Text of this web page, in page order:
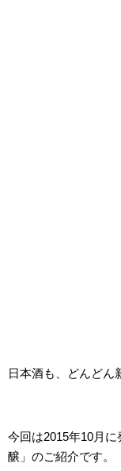
日本酒も、どんどん
今回は2015年10月
醸」のご紹介です。